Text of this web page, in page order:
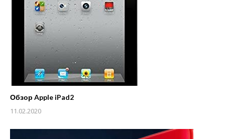
Обзор Apple iPad2
11.02.2020